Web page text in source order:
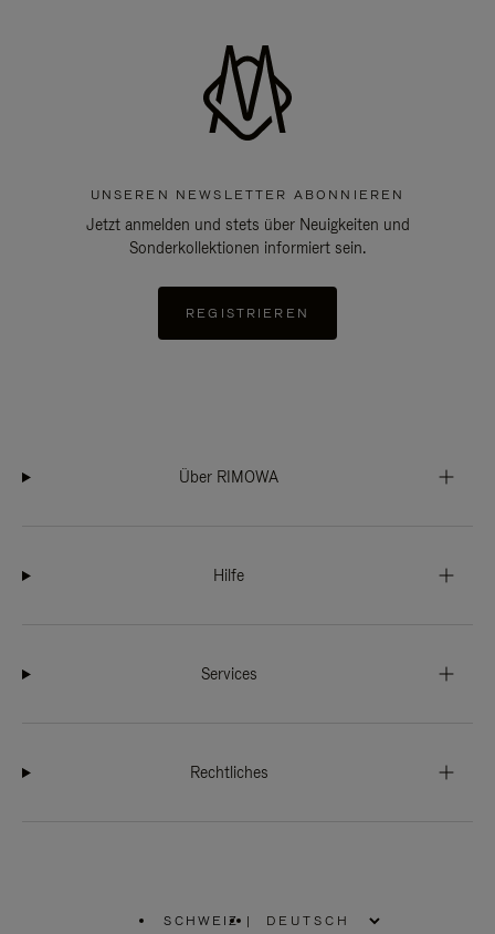
UNSEREN NEWSLETTER ABONNIEREN
Jetzt anmelden und stets über Neuigkeiten und
Sonderkollektionen informiert sein.
REGISTRIEREN
Über RIMOWA
Hilfe
Services
Rechtliches
SCHWEIZ |